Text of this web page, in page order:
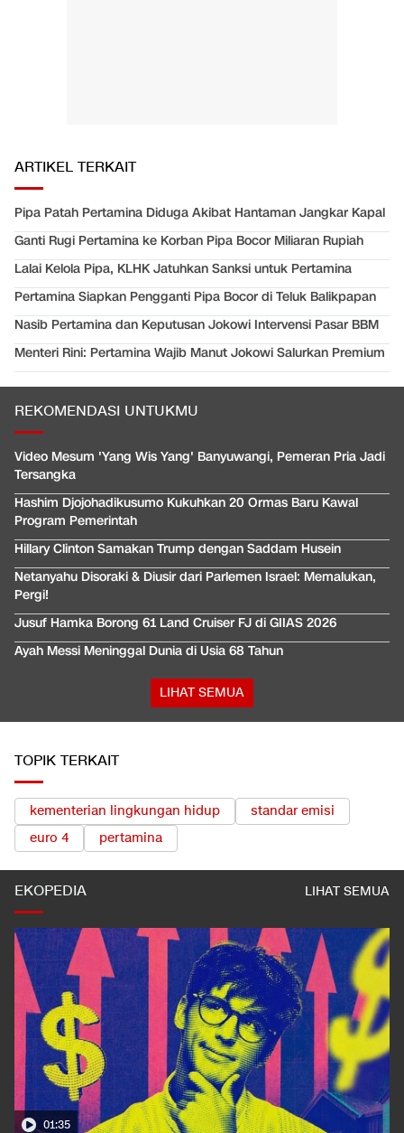
ARTIKEL TERKAIT
Pipa Patah Pertamina Diduga Akibat Hantaman Jangkar Kapal
Ganti Rugi Pertamina ke Korban Pipa Bocor Miliaran Rupiah
Lalai Kelola Pipa, KLHK Jatuhkan Sanksi untuk Pertamina
Pertamina Siapkan Pengganti Pipa Bocor di Teluk Balikpapan
Nasib Pertamina dan Keputusan Jokowi Intervensi Pasar BBM
Menteri Rini: Pertamina Wajib Manut Jokowi Salurkan Premium
REKOMENDASI UNTUKMU
Video Mesum 'Yang Wis Yang' Banyuwangi, Pemeran Pria Jadi
Tersangka
Hashim Djojohadikusumo Kukuhkan 20 Ormas Baru Kawal
Program Pemerintah
Hillary Clinton Samakan Trump dengan Saddam Husein
Netanyahu Disoraki & Diusir dari Parlemen Israel: Memalukan,
Pergi!
Jusuf Hamka Borong 61 Land Cruiser FJ di GIIAS 2026
Ayah Messi Meninggal Dunia di Usia 68 Tahun
LIHAT SEMUA
TOPIK TERKAIT
kementerian lingkungan hidup
standar emisi
euro 4
pertamina
EKOPEDIA LIHAT SEMUA
01:35